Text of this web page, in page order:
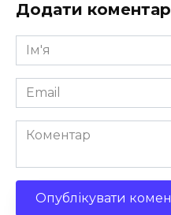
Додати коментар
Ім'я
*
Email
*
Коментар